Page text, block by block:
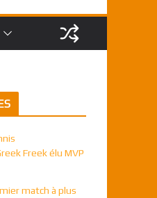
Freek élu MVP
match à plus